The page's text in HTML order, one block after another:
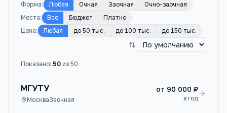
Форма: Любая Очная Заочная
Очно-заочная
Места: Все Бюджет
Платно
Цена: Любая до 50 тыс. до 100 тыс. до 150 тыс.
Показано: 50 из 50
МГУТУ
МоскваЗаочная
от 90 000 ₽
в год